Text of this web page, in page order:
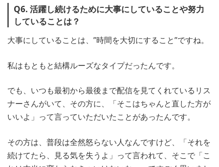
Q6. 活躍し続けるために大事にしていることや努力
していることは？
大事にしていることは、”時間を大切にすること”ですね。
私はもともと結構ルーズなタイプだったんです。
でも、いつも最初から最後まで配信を見てくれているリス
ナーさんがいて、その方に、「そこはちゃんと直した方が
いいよ」って言っていただいたことがあったんです。
その方は、普段は全然怒らない人なんですけど、「それを
続けてたら、見る気を失うよ」って言われて、そこで「こ